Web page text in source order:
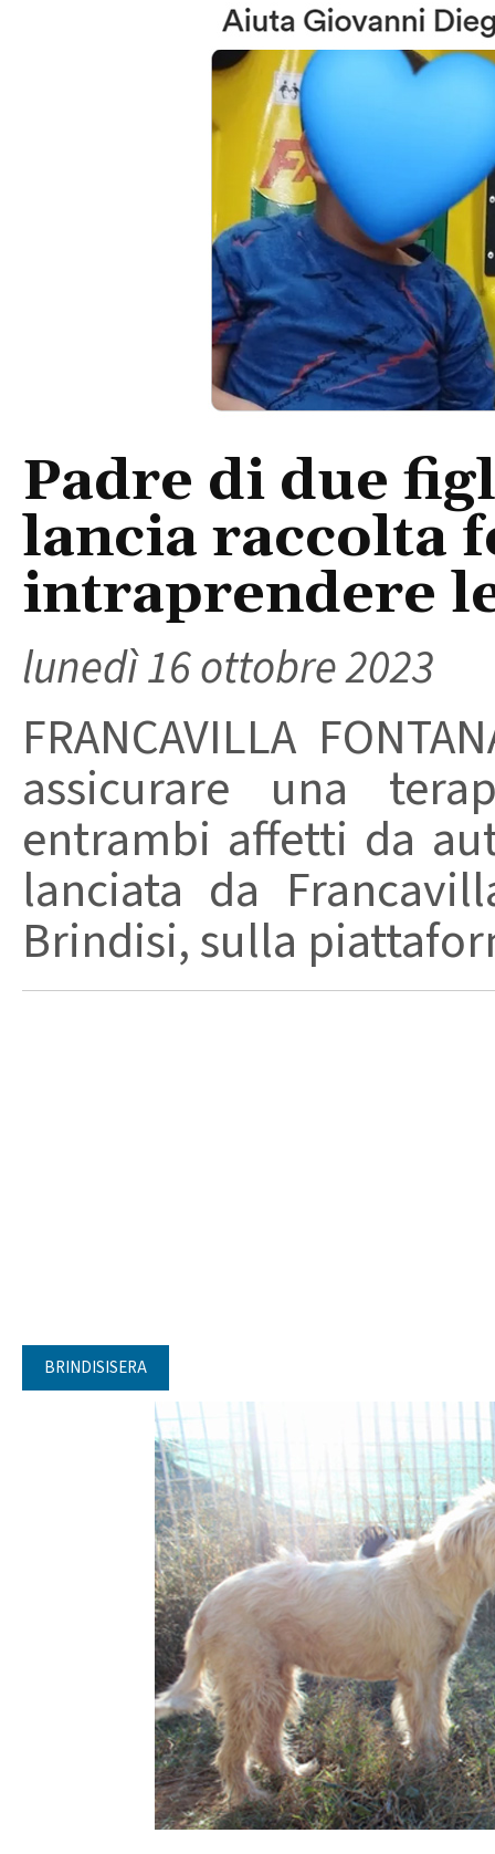
Padre di due
lancia raccolta
intraprendere
lunedì 16 ottobre 2023
FRANCAVILLA
assicurare una
entrambi affetti da
lanciata da
Brindisi, sulla
BRINDISISERA